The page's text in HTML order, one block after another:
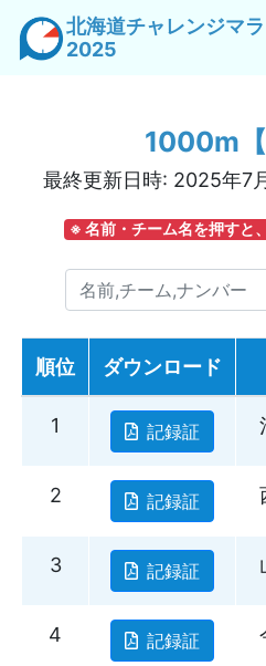
北海道チャレンジマ
2025
1000m【
最終更新日時: 2025年7
※ 名前・チーム名を押すと
名前,チーム,ナンバー
順位 ダウンロード
1 記録証
2 記録証
3 記録証
4 記録証